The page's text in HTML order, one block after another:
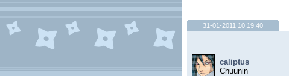
31-01-2011 10:19:40
caliptus
Chuunin